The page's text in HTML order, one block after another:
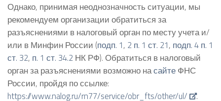
Однако, принимая неоднозначность ситуации, мы
рекомендуем организации обратиться за
разъяснениями в налоговый орган по месту учета и/
или в Минфин России (подп. 1, 2 п. 1 ст. 21, подп. 4 п. 1
ст. 32, п. 1 ст. 34.2 НК РФ). Обратиться в налоговый
орган за разъяснениями возможно насайте ФНС
России, пройдя по ссылке:
https://www.nalog.ru/rn77/service/obr_fts/other/ul/
.